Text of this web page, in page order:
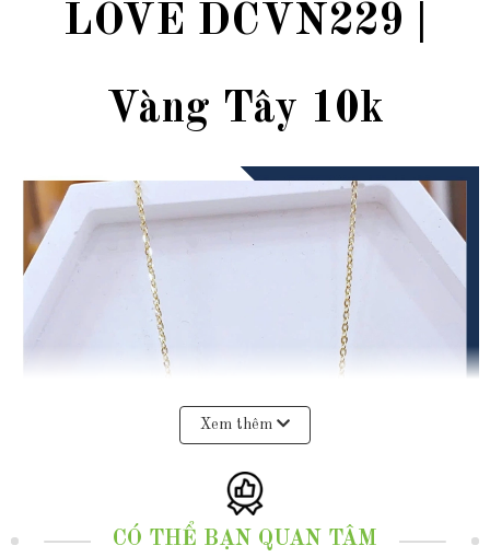
LOVE DCVN229 |
Vàng Tây 10k
Xem thêm
CÓ THỂ BẠN QUAN TÂM